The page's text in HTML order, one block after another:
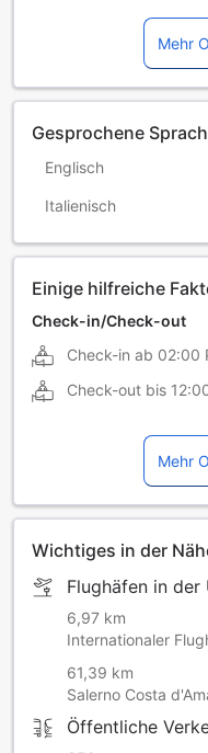
Mehr
Gesprochene
Englisch
Italienisch
Einige hilfreiche
Check-in/Check-out
Check-in ab 02:00
Check-out bis
Mehr
Wichtiges in der
Flughäfen in der
6,97 km
Internationaler
61,39 km
Salerno Costa
Öffentliche